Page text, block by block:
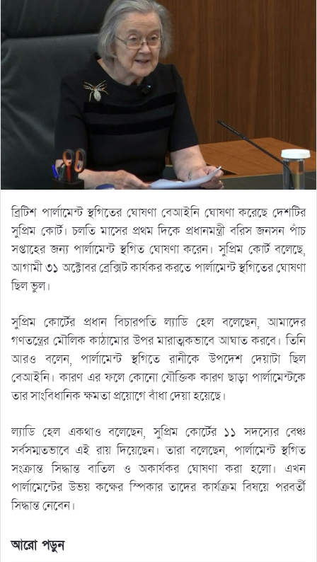
ব্রিটিশ পার্লামেন্ট স্থগিতের ঘোষণা বেআইনি ঘোষণা করেছে দেশটির
সুপ্রিম কোর্ট। চলতি মাসের প্রথম দিকে প্রধানমন্ত্রী বরিস জনসন পাঁচ
সপ্তাহের জন্য পার্লামেন্ট স্থগিত ঘোষণা করেন। সুপ্রিম কোর্ট বলেছে,
আগামী ৩১ অক্টোবর ব্রেক্সিট কার্যকর করতে পার্লামেন্ট স্থগিতের ঘোষণা
ছিল ভুল।
সুপ্রিম কোর্টের প্রধান বিচারপতি ল্যাডি হেল বলেছেন, আমাদের
গণতন্ত্রের মৌলিক কাঠামোর উপর মারাত্মকভাবে আঘাত করবে। তিনি
আরও বলেন, পার্লামেন্ট স্থগিতে রানীকে উপদেশ দেয়াটা ছিল
বেআইনি। কারণ এর ফলে কোনো যৌক্তিক কারণ ছাড়া পার্লামেন্টকে
তার সাংবিধানিক ক্ষমতা প্রয়োগে বাঁধা দেয়া হয়েছে।
ল্যাডি হেল একথাও বলেছেন, সুপ্রিম কোর্টের ১১ সদস্যের বেঞ্চ
সর্বসম্মতভাবে এই রায় দিয়েছেন। তারা বলেছেন, পার্লামেন্ট স্থগিত
সংক্রান্ত সিদ্ধান্ত বাতিল ও অকার্যকর ঘোষণা করা হলো। এখন
পার্লামেন্টের উভয় কক্ষের স্পিকার তাদের কার্যক্রম বিষয়ে পরবর্তী
সিদ্ধান্ত নেবেন।
আরো পড়ুন